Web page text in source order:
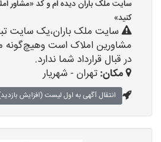
کنید»
سایت ملک باران،یک سایت
مشاورین املاک است وهیچ‌گونه
در قبال قرارداد شما ندارد.
مکان:تهران - شهریار
انتقال آگهی به اول لیست (افزایش